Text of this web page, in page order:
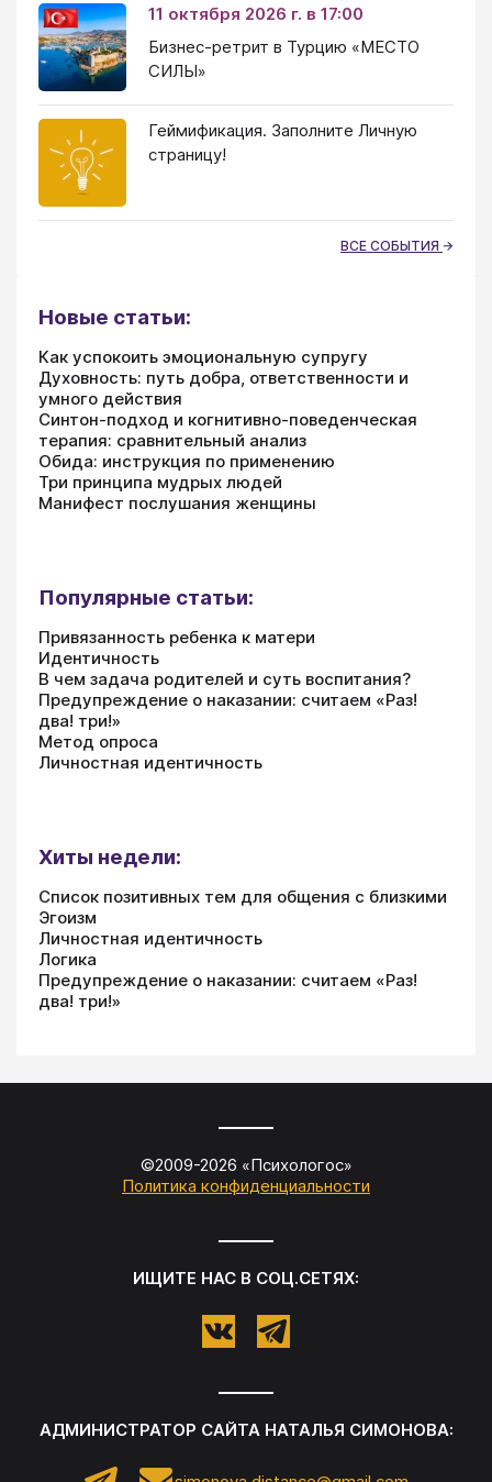
11 октября 2026 г. в 17:00
Бизнес-ретрит в Турцию «МЕСТО
СИЛЫ»
Геймификация. Заполните Личную
страницу!
ВСЕ СОБЫТИЯ
Новые статьи:
Как успокоить эмоциональную супругу
Духовность: путь добра, ответственности и
умного действия
Синтон-подход и когнитивно-поведенческая
терапия: сравнительный анализ
Обида: инструкция по применению
Три принципа мудрых людей
Манифест послушания женщины
Популярные статьи:
Привязанность ребенка к матери
Идентичность
В чем задача родителей и суть воспитания?
Предупреждение о наказании: считаем «Раз!
два! три!»
Метод опроса
Личностная идентичность
Хиты недели:
Список позитивных тем для общения с близкими
Эгоизм
Личностная идентичность
Логика
Предупреждение о наказании: считаем «Раз!
два! три!»
©2009-2026 «Психологос»
Политика конфиденциальности
ИЩИТЕ НАС В СОЦ.СЕТЯХ:
АДМИНИСТРАТОР САЙТА НАТАЛЬЯ СИМОНОВА: